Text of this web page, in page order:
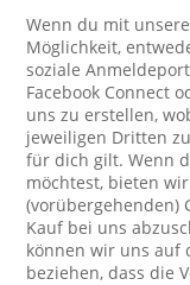
Wenn du mit
Möglichkeit,
soziale
Facebook Connect
uns zu erstellen,
jeweiligen Dritten
für dich gilt. Wenn
möchtest, bieten
(vorübergehenden)
Kauf bei uns
können wir uns auf
beziehen, dass die